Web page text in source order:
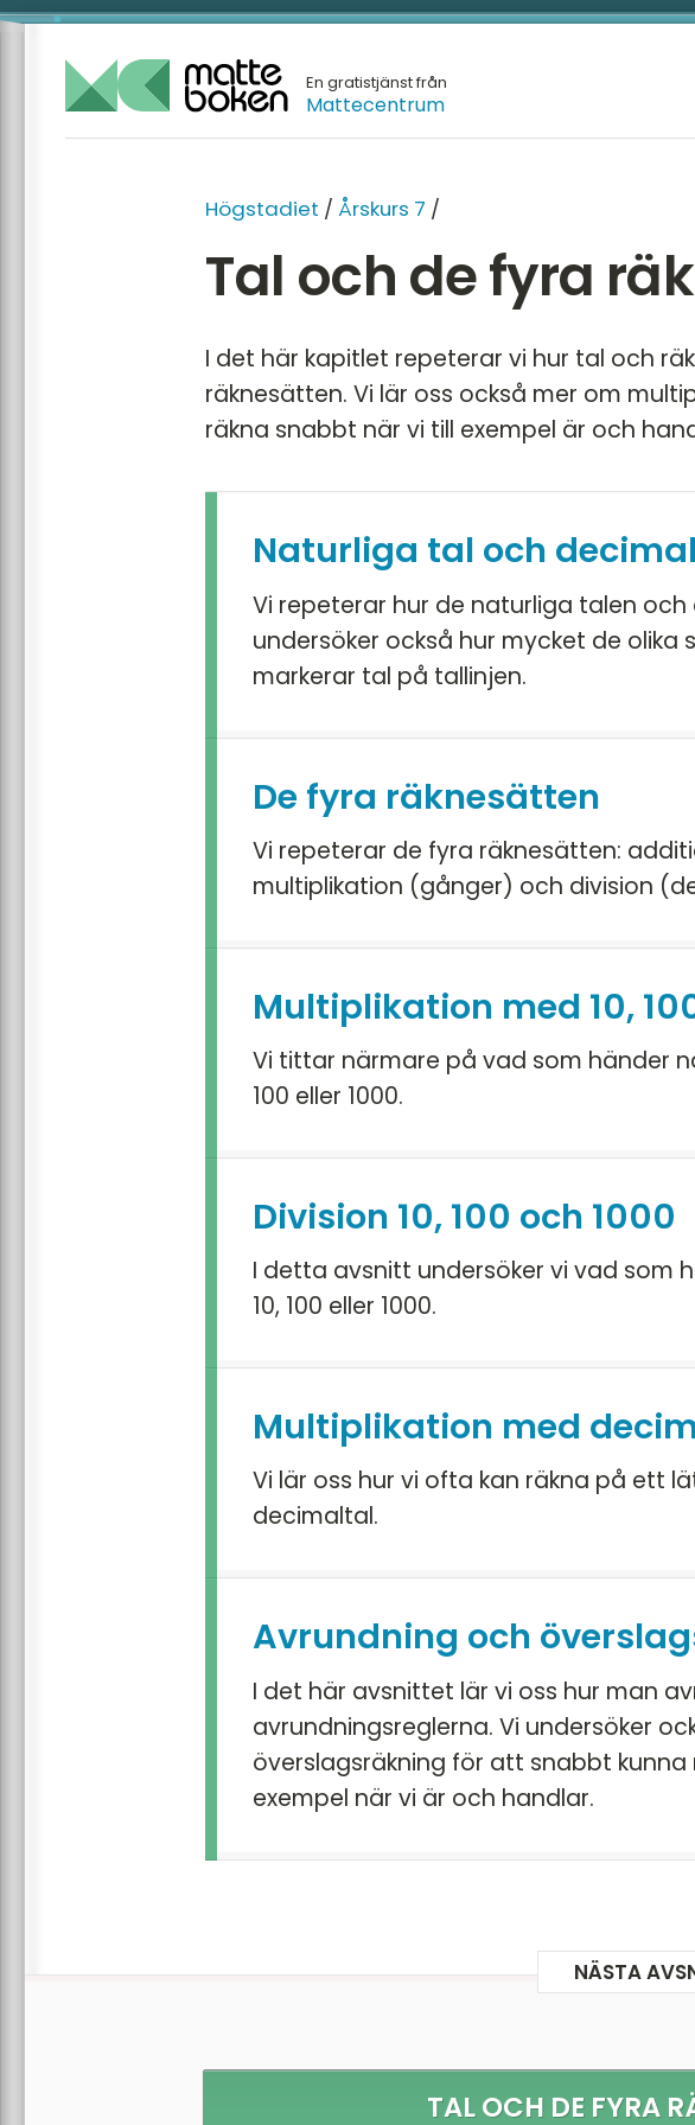
En gratistjänst från
Mattecentrum
Högstadiet / Årskurs 7 /
Tal och de fyra
I det här kapitlet repeterar vi hur tal och
räknesätten. Vi lär oss också mer om
räkna snabbt när vi till exempel är och
Naturliga tal och
Vi repeterar hur de naturliga talen
undersöker också hur mycket de
markerar tal på tallinjen.
De fyra räknesätten
Vi repeterar de fyra räknesätten:
multiplikation (gånger) och division
Multiplikation med 10,
Vi tittar närmare på vad som händer
100 eller 1000.
Division 10, 100 och 1000
I detta avsnitt undersöker vi vad som
10, 100 eller 1000.
Multiplikation med
Vi lär oss hur vi ofta kan räkna på ett
decimaltal.
Avrundning och
I det här avsnittet lär vi oss hur man
avrundningsreglerna. Vi undersöker
överslagsräkning för att snabbt
exempel när vi är och handlar.
NÄSTA
TAL OCH DE FYRA